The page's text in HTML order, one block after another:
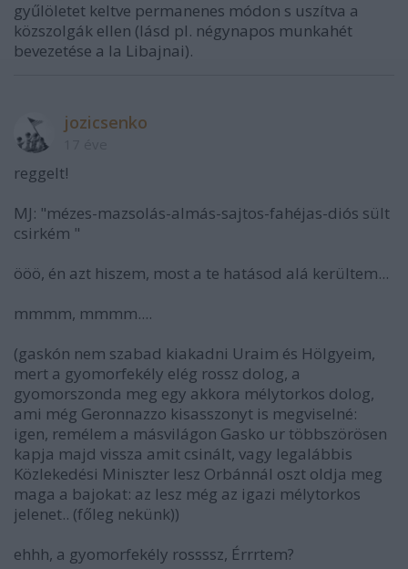
gyűlöletet keltve permanenes módon s uszítva a
közszolgák ellen (lásd pl. négynapos munkahét
bevezetése a la Libajnai).
jozicsenko
reggelt!
MJ: "mézes-mazsolás-almás-sajtos-fahéjas-diós sült
csirkém "
ööö, én azt hiszem, most a te hatásod alá kerültem...
mmmm, mmmm....
(gaskón nem szabad kiakadni Uraim és Hölgyeim,
mert a gyomorfekély elég rossz dolog, a
gyomorszonda meg egy akkora mélytorkos dolog,
ami még Geronnazzo kisasszonyt is megviselné:
igen, remélem a másvilágon Gasko ur többszörösen
kapja majd vissza amit csinált, vagy legalábbis
Közlekedési Miniszter lesz Orbánnál oszt oldja meg
maga a bajokat: az lesz még az igazi mélytorkos
jelenet.. (főleg nekünk))
ehhh, a gyomorfekély rossssz, Érrrtem?